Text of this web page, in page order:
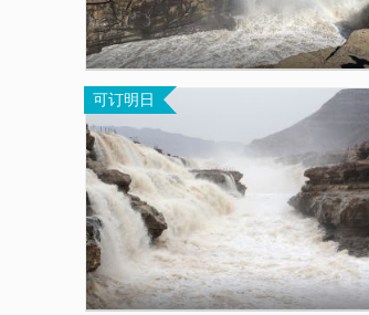
可订明日